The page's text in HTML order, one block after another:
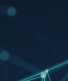
Aller